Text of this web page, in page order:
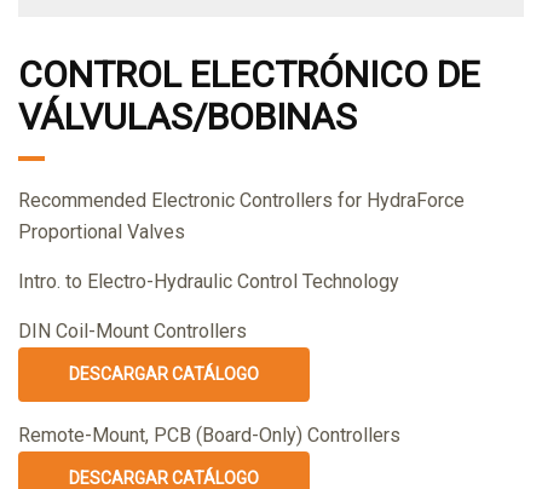
CONTROL ELECTRÓNICO DE
VÁLVULAS/BOBINAS
Recommended Electronic Controllers for HydraForce
Proportional Valves
Intro. to Electro-Hydraulic Control Technology
DIN Coil-Mount Controllers
DESCARGAR CATÁLOGO
Remote-Mount, PCB (Board-Only) Controllers
DESCARGAR CATÁLOGO